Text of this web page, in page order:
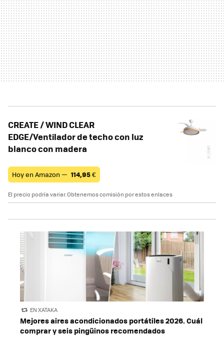
CREATE / WIND CLEAR
EDGE/Ventilador de techo con luz
blanco con madera
Hoy en Amazon — 114,95€
El precio podría variar. Obtenemos comisión por estos enlaces
EN XATAKA
Mejores aires acondicionados portátiles 2026. Cuál
comprar y seis pingüinos recomendados